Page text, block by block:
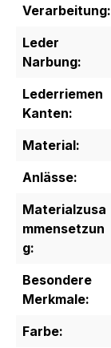
Verarbeitung:
Leder
Narbung:
Lederriemen
Kanten:
Material:
Anlässe:
Materialzusa
mmensetzun
g:
Besondere
Merkmale:
Farbe: